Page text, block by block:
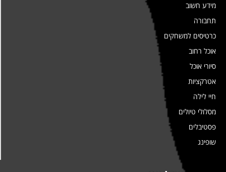
מידע חשוב
תחבורה
כרטיסים למשחקים
אוכל רחוב
סיורי אוכל
אטרקציות
חיי לילה
מסלולי טיולים
פסטיבלים
שופינג